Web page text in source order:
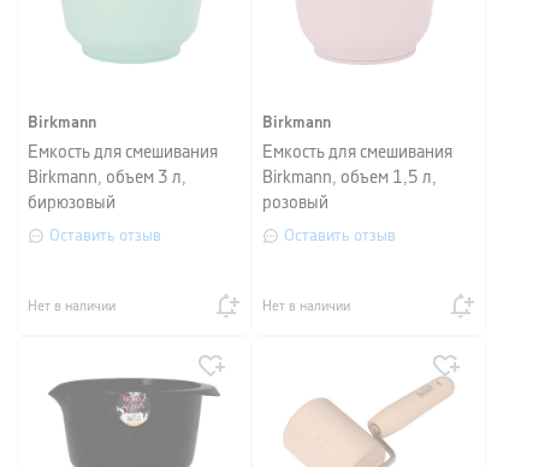
Birkmann
Емкость для смешивания
Birkmann, объем 3 л,
бирюзовый
Оставить отзыв
Нет в наличии
Birkmann
Емкость для смешивания
Birkmann, объем 1,5 л,
розовый
Оставить отзыв
Нет в наличии